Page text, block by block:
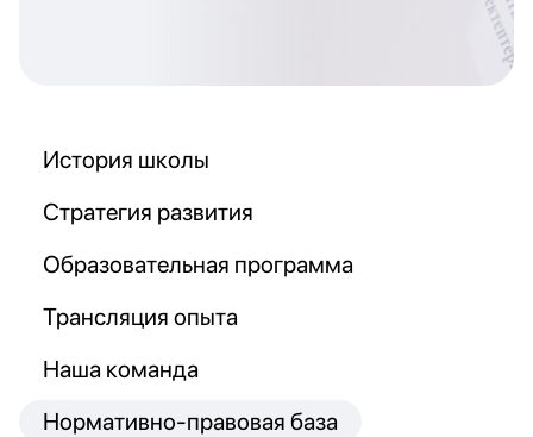
История школы
Стратегия развития
Образовательная программа
Трансляция опыта
Наша команда
Нормативно-правовая база